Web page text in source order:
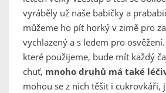
vyráběly už naše babičky a
můžeme ho pít horký v zimě pro
vychlazený a s ledem pro
které použijeme, bude mít každý
chuť, mnoho druhů má také
mohou se z nich těšit i cukrovkáři,